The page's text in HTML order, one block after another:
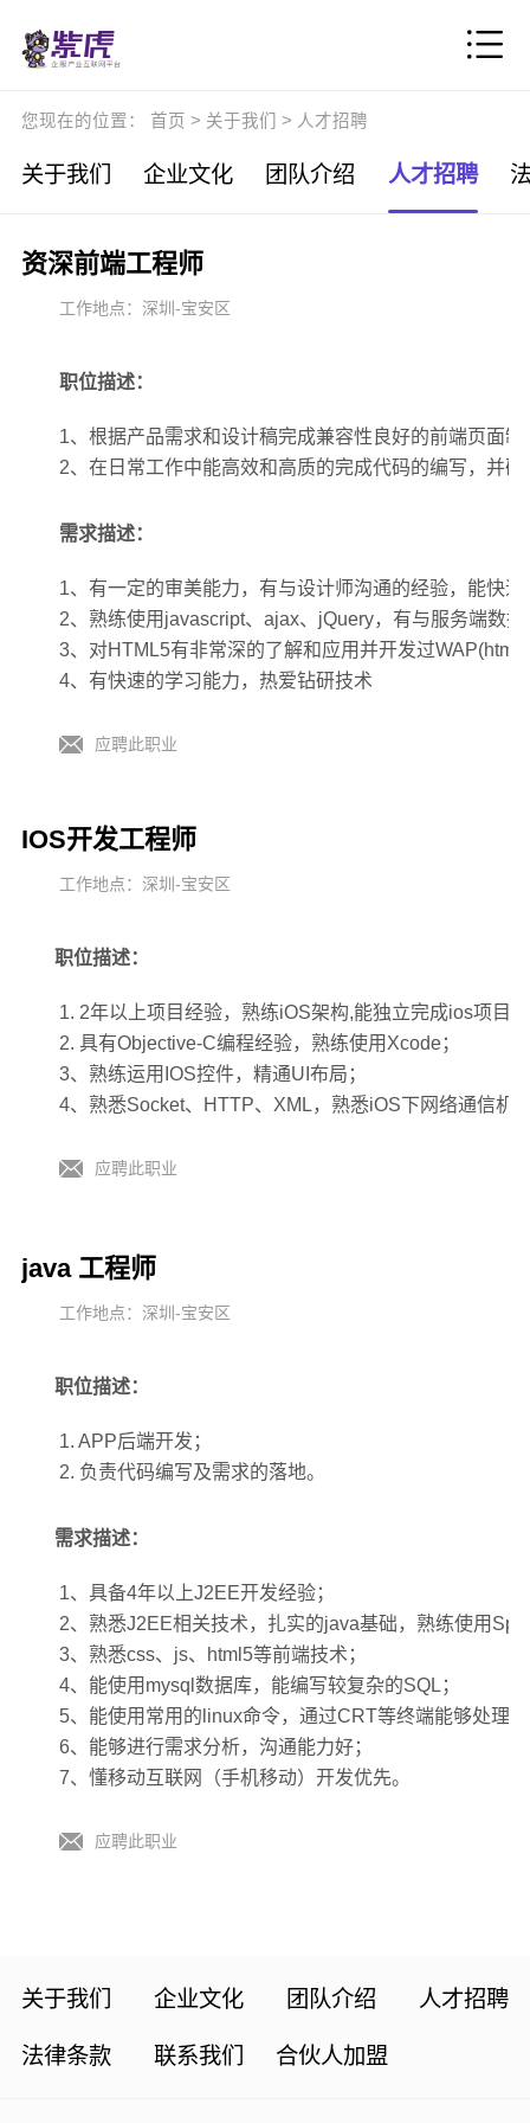
您现在的位置： 首页 > 关于我们 > 人才招聘
关于我们 企业文化 团队介绍 人才招聘
资深前端工程师
工作地点：深圳-宝安区
职位描述：
1、根据产品需求和设计稿完成兼容性良好的前端页面
2、在日常工作中能高效和高质的完成代码的编写，并
需求描述：
1、有一定的审美能力，有与设计师沟通的经验，能快
2、熟练使用javascript、ajax、jQuery，有与服务端数
3、对HTML5有非常深的了解和应用并开发过
4、有快速的学习能力，热爱钻研技术
应聘此职业
IOS开发工程师
工作地点：深圳-宝安区
职位描述：
1. 2年以上项目经验，熟练iOS架构,能独立完成ios项目
2. 具有Objective-C编程经验，熟练使用Xcode；
3、熟练运用IOS控件，精通UI布局；
4、熟悉Socket、HTTP、XML，熟悉iOS下网络通信机
应聘此职业
java 工程师
工作地点：深圳-宝安区
职位描述：
1. APP后端开发；
2. 负责代码编写及需求的落地。
需求描述：
1、具备4年以上J2EE开发经验；
2、熟悉J2EE相关技术，扎实的java基础，熟练使用
3、熟悉css、js、html5等前端技术；
4、能使用mysql数据库，能编写较复杂的SQL；
5、能使用常用的linux命令，通过CRT等终端能够处理
6、能够进行需求分析，沟通能力好；
7、懂移动互联网（手机移动）开发优先。
应聘此职业
关于我们 企业文化 团队介绍 人才招聘
法律条款 联系我们 合伙人加盟